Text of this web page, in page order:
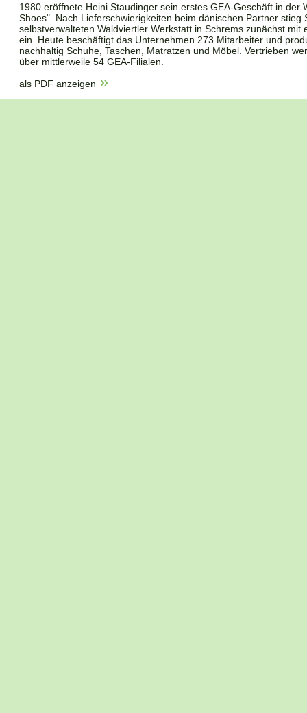
1980 eröffnete Heini Staudinger sein erstes GEA-Geschäft in der
Shoes". Nach Lieferschwierigkeiten beim dänischen Partner stieg
selbstverwalteten Waldviertler Werkstatt in Schrems zunächst mit
ein. Heute beschäftigt das Unternehmen 273 Mitarbeiter und
nachhaltig Schuhe, Taschen, Matratzen und Möbel. Vertrieben
über mittlerweile 54 GEA-Filialen.
als PDF anzeigen